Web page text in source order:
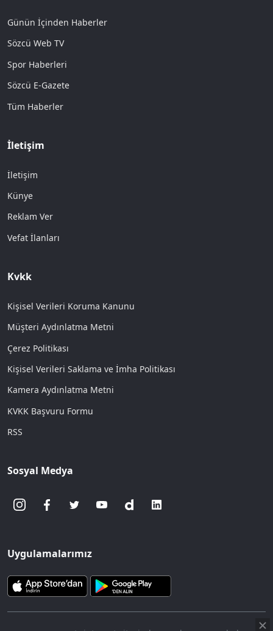
Günün İçinden Haberler
Sözcü Web TV
Spor Haberleri
Sözcü E-Gazete
Tüm Haberler
İletişim
İletişim
Künye
Reklam Ver
Vefat İlanları
Kvkk
Kişisel Verileri Koruma Kanunu
Müşteri Aydınlatma Metni
Çerez Politikası
Kişisel Verileri Saklama ve İmha Politikası
Kamera Aydınlatma Metni
KVKK Başvuru Formu
RSS
Sosyal Medya
Uygulamalarımız